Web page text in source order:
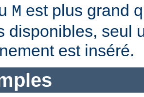
M est plus grand
disponibles, seul
est inséré.